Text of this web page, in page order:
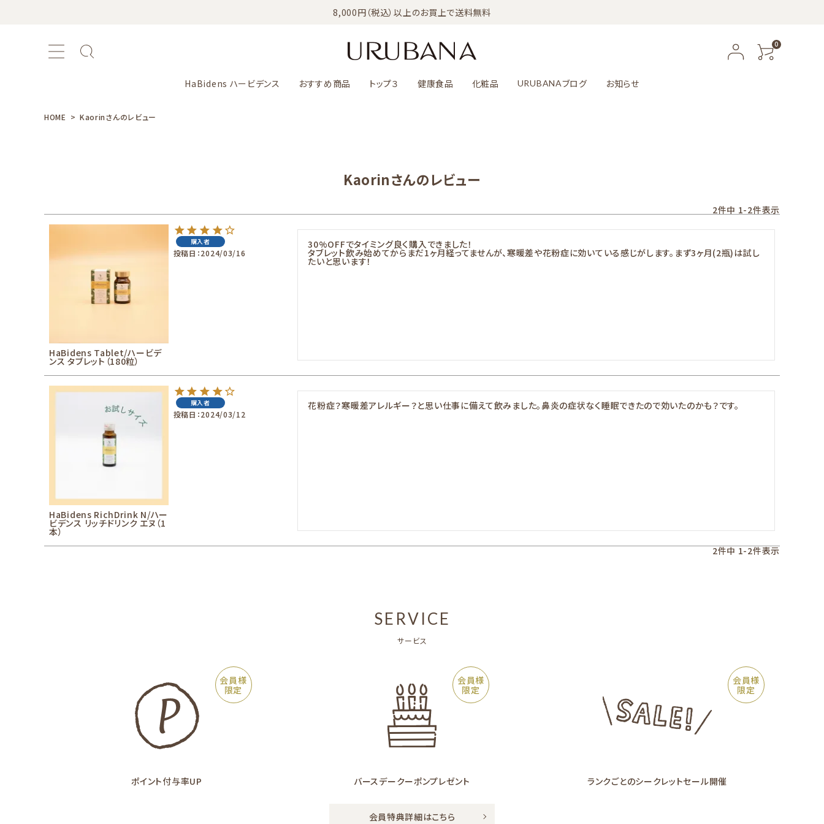
8,000円（税込）以上のお買上で送料無料
0
HaBidens ハービデンス おすすめ商品 トップ３ 健康食品 化粧品 URUBANAブログ お知らせ
HOME Kaorinさんのレビュー
Kaorinさんのレビュー
2件中 1-2件表示
HaBidens Tablet/ハービデ
ンス タブレット（180粒）
購入者
投稿日 2024/03/16
30%OFFでタイミング良く購入できました！
タブレット飲み始めてからまだ1ヶ月経ってませんが、寒暖差や花粉症に効いている感じがします。まず3ヶ月(2瓶)は試し
たいと思います！
HaBidens RichDrink N/ハー
ビデンス リッチドリンク エヌ（1
本）
購入者
投稿日 2024/03/12
花粉症？寒暖差アレルギー？と思い仕事に備えて飲みました。鼻炎の症状なく睡眠できたので効いたのかも？です。
2件中1-2件表示
SERVICE
サービス
会員様
限定
ポイント付与率UP
会員様
限定
バースデークーポンプレゼント
会員様
限定
ランクごとのシークレットセール開催
会員特典詳細はこちら